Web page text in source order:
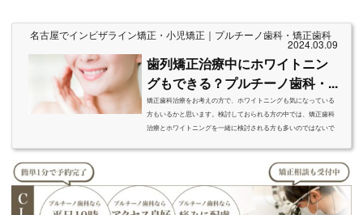
名古屋でインビザライン矯正・小児矯正｜プルチーノ歯科・矯正歯科
2024.03.09
歯列矯正治療中にホワイトニン
グもできる？プルチーノ歯科・...
矯正歯科治療をお考えの方で、ホワイトニングも気になっている
方もいるかと思います。検討しておられる方の中では、矯正歯科
治療とホワイトニングを一緒に検討される方も多いのではないで
い。矯正歯科とは？矯正歯科治療とは、噛み合わせを改善して身
体と心をより良い状態にしていく治療です。歯並びを改善し噛み
合わせを改善することで、咀嚼が良くなりキチンとした消化につ
なげていくことができるようになり...